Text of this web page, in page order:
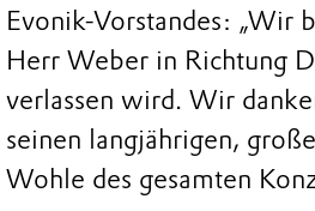
Evonik-Vorstandes: „Wir
Herr Weber in Richtung
verlassen wird. Wir
seinen langjährigen,
Wohle des gesamten